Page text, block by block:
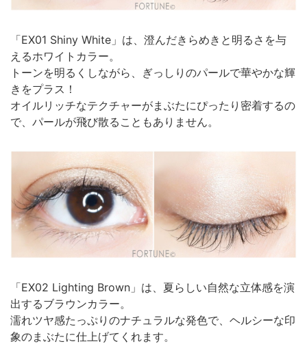
「EX01 Shiny White」は、澄んだきらめきと明るさを与
えるホワイトカラー。
トーンを明るくしながら、ぎっしりのパールで華やかな輝
きをプラス！
オイルリッチなテクチャーがまぶたにぴったり密着するの
で、パールが飛び散ることもありません。
「EX02 Lighting Brown」は、夏らしい自然な立体感を演
出するブラウンカラー。
濡れツヤ感たっぷりのナチュラルな発色で、ヘルシーな印
象のまぶたに仕上げてくれます。